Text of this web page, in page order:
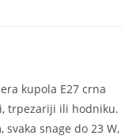
kupola E27 crna
trpezariji ili hodniku.
snage do 23 W,